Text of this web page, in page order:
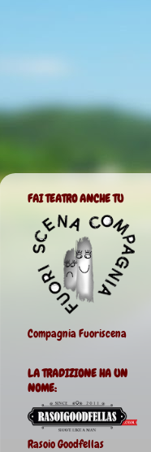
FAI TEATRO ANCHE TU
Compagnia Fuoriscena
LA TRADIZIONE HA UN
NOME:
Rasoio Goodfellas